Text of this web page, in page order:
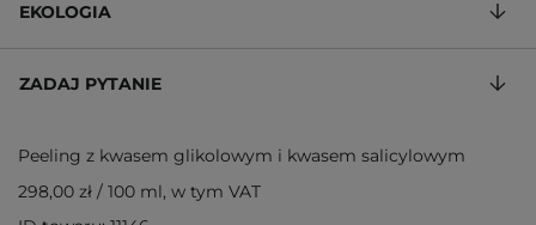
EKOLOGIA
ZADAJ PYTANIE
Peeling z kwasem glikolowym i kwasem salicylowym
298,00 zł / 100 ml, w tym VAT